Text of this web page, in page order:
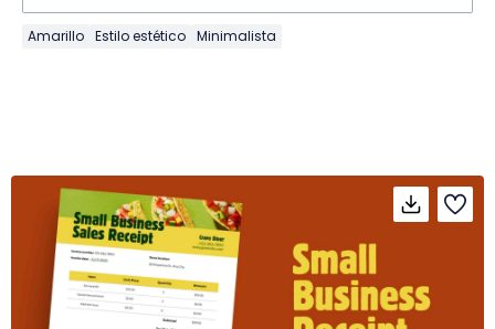
Amarillo Estilo estético Minimalista